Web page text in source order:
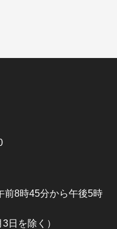
前8時45分から午後5時
日を除く）